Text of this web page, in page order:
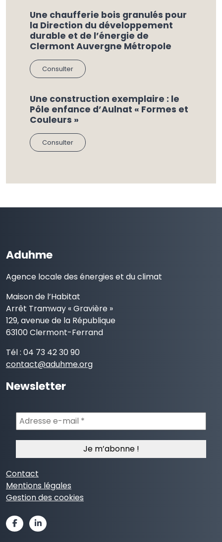
Une chaufferie bois granulés pour
la Direction du développement
durable et de l’énergie de
Clermont Auvergne Métropole
Consulter
Une construction exemplaire : le
Pôle enfance d’Aulnat « Formes et
Couleurs »
Consulter
Aduhme
Agence locale des énergies et du climat
Maison de l’Habitat
Arrêt Tramway « Gravière »
129, avenue de la République
63100 Clermont-Ferrand
Tél : 04 73 42 30 90
contact@aduhme.org
Newsletter
Adresse
e-
mail
Contact
Mentions légales
Gestion des cookies